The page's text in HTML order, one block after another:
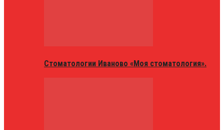
Стоматологии Иваново «Моя стоматология».